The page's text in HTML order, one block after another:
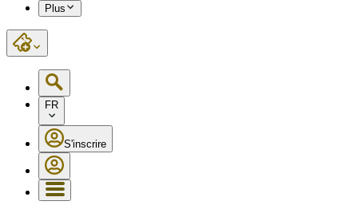
Plus
FR
S'inscrire